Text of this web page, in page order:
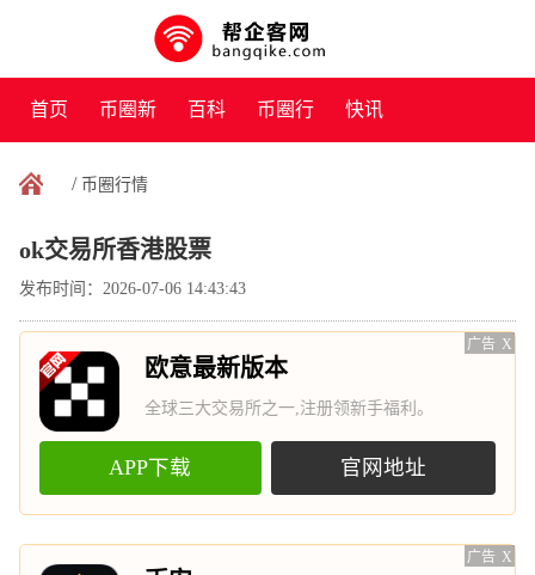
首页 币圈新
闻
百科 币圈行 快讯
/ 币圈行情
ok交易所香港股票
发布时间：2026-07-06 14:43:43
广告 X
欧意最新版本
全球三大交易所之一,注册领新手福利。
APP下载 官网地址
广告 X